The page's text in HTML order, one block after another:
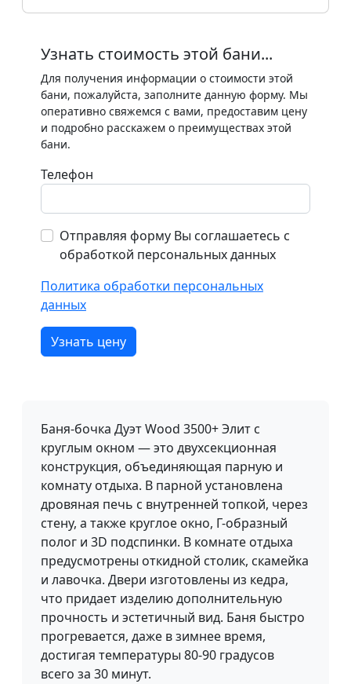
Узнать стоимость этой бани...
Для получения информации о стоимости этой
бани, пожалуйста, заполните данную форму. Мы
оперативно свяжемся с вами, предоставим цену
и подробно расскажем о преимуществах этой
бани.
Телефон
Отправляя форму Вы соглашаетесь с
обработкой персональных данных
Политика обработки персональных
данных
Узнать цену
Баня-бочка Дуэт Wood 3500+ Элит с
круглым окном — это двухсекционная
конструкция, объединяющая парную и
комнату отдыха. В парной установлена
дровяная печь с внутренней топкой, через
стену, а также круглое окно, Г-образный
полог и 3D подспинки. В комнате отдыха
предусмотрены откидной столик, скамейка
и лавочка. Двери изготовлены из кедра,
что придает изделию дополнительную
прочность и эстетичный вид. Баня быстро
прогревается, даже в зимнее время,
достигая температуры 80-90 градусов
всего за 30 минут.